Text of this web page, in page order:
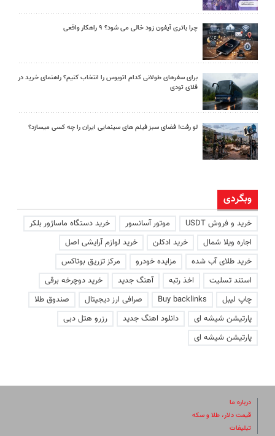
چرا باتری آیفون زود خالی می شود؟ ۹ راهکار واقعی
برای سفرهای طولانی کدام اتوبوس را انتخاب کنیم؟ راهنمای خرید در
فلای تودی
لو رفت! فضای سبز فیلم های سینمایی ایران را چه کسی میسازد؟
وبگردی
خرید و فروش USDT موتور آسانسور
خرید دستگاه ماساژور بلکر
اجاره ویلا شمال
خرید ادکلن
خرید لوازم آرایشی اصل
خرید طلای آب شده
مزایده خودرو
مرکز تزریق بوتاکس
استند تسلیت
اخذ رتبه آهنگ جدید
خرید دوچرخه برقی
چاپ لیبل
Buy backlinks صرافی ارز دیجیتال
صندوق طلا
پارتیشن شیشه ای
دانلود اهنگ جدید
رزرو هتل دبی
پارتیشن شیشه ای
درباره ما
قیمت دلار، طلا و سکه
تبلیغات